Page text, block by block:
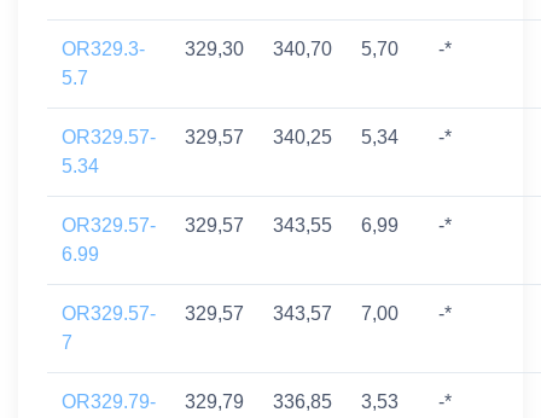
OR329.3-
5.7
329,30 340,70 5,70 -*
OR329.57-
5.34
329,57 340,25 5,34 -*
OR329.57-
6.99
329,57 343,55 6,99 -*
OR329.57-
7
329,57 343,57 7,00 -*
OR329.79-
329,79 336,85 3,53 -*